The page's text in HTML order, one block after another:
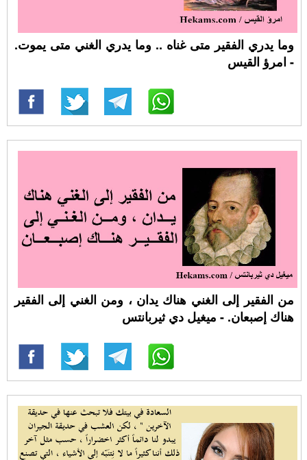
وما يدري الفقير متى غناه .. وما يدري الغني متى يموت.
- امرؤ القيس
من الفقير إلى الغني هناك يدان ، ومن الغني إلى الفقير
هناك إصبعان. - ميغيل دي ثيربانتس